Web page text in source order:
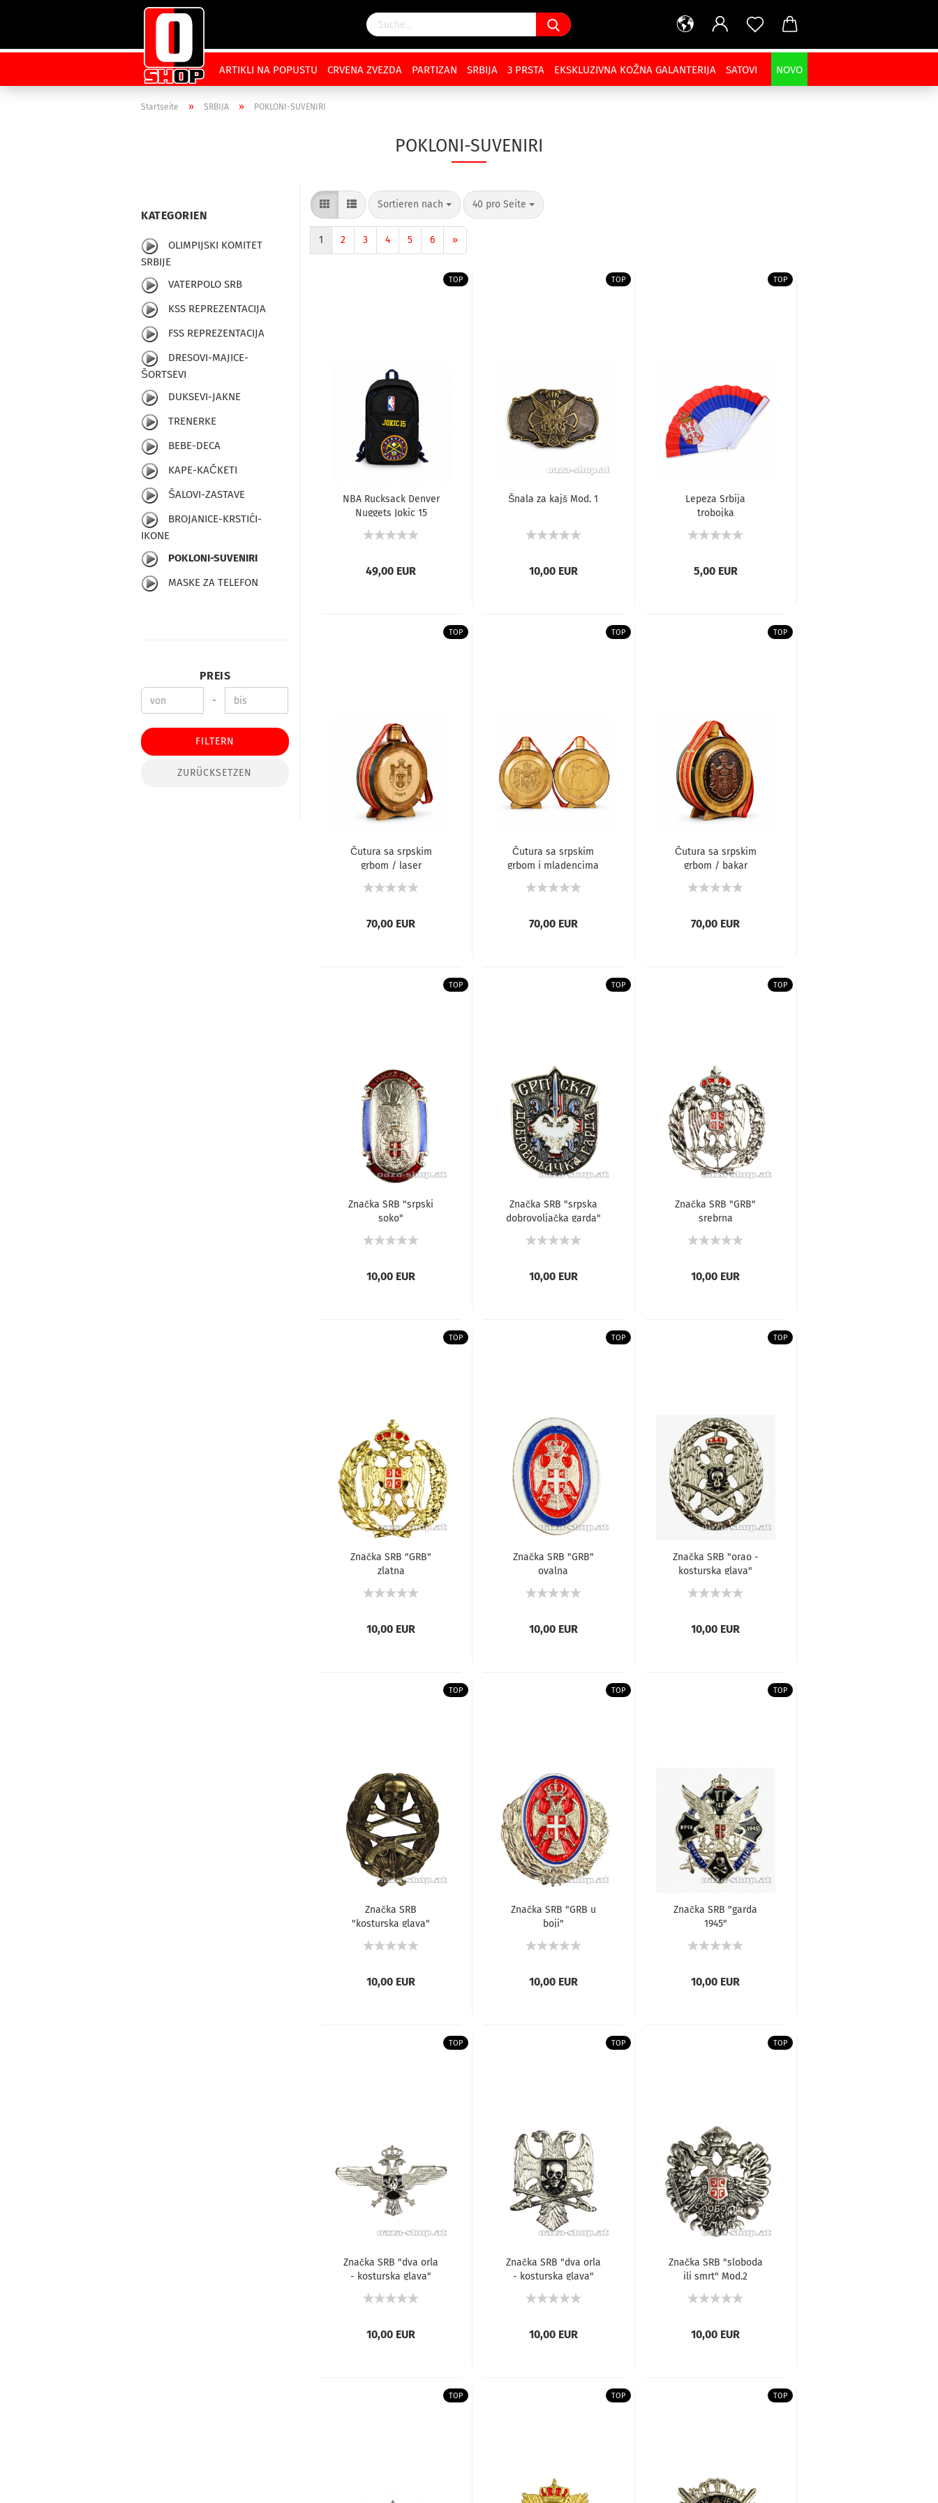
ARTIKLI NA POPUSTU CRVENA ZVEZDA PARTIZAN SRBIJA 3 PRSTA EKSKLUZIVNA KOŽNA GALANTERIJA SATOVI NOVO
Startseite » SRBIJA » POKLONI-SUVENIRI
POKLONI-SUVENIRI
KATEGORIEN
OLIMPIJSKI KOMITET
SRBIJE
VATERPOLO SRB
KSS REPREZENTACIJA
FSS REPREZENTACIJA
DRESOVI-MAJICE-
ŠORTSEVI
DUKSEVI-JAKNE
TRENERKE
BEBE-DECA
KAPE-KAČKETI
ŠALOVI-ZASTAVE
BROJANICE-KRSTIĆI-
IKONE
POKLONI-SUVENIRI
MASKE ZA TELEFON
PREIS
-
FILTERN
ZURÜCKSETZEN
Sortieren nach 40 pro Seite
1 2 3 4 5 6 »
TOP
NBA Rucksack Denver
Nuggets Jokic 15
49,00 EUR
TOP
Šnala za kajš Mod. 1
10,00 EUR
TOP
Lepeza Srbija
trobojka
5,00 EUR
TOP
Čutura sa srpskim
grbom / laser
70,00 EUR
TOP
Čutura sa srpskim
grbom i mladencima
70,00 EUR
TOP
Čutura sa srpskim
grbom / bakar
70,00 EUR
TOP
Značka SRB "srpski
soko"
10,00 EUR
TOP
Značka SRB "srpska
dobrovoljačka garda"
10,00 EUR
TOP
Značka SRB "GRB"
srebrna
10,00 EUR
TOP
Značka SRB "GRB"
zlatna
10,00 EUR
TOP
Značka SRB "GRB"
ovalna
10,00 EUR
TOP
Značka SRB "orao -
kosturska glava"
10,00 EUR
TOP
Značka SRB
"kosturska glava"
10,00 EUR
TOP
Značka SRB "GRB u
boji"
10,00 EUR
TOP
Značka SRB "garda
1945"
10,00 EUR
TOP
Značka SRB "dva orla
- kosturska glava"
10,00 EUR
TOP
Značka SRB "dva orla
- kosturska glava"
10,00 EUR
TOP
Značka SRB "sloboda
ili smrt" Mod.2
10,00 EUR
TOP TOP TOP